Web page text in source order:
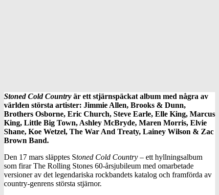
Stoned Cold Country är ett stjärnspäckat album med några av
världen största artister: Jimmie Allen, Brooks & Dunn,
Brothers Osborne, Eric Church, Steve Earle, Elle King, Marcus
King, Little Big Town, Ashley McBryde, Maren Morris, Elvie
Shane, Koe Wetzel, The War And Treaty, Lainey Wilson & Zac
Brown Band.
Den 17 mars släpptes Stoned Cold Country – ett hyllningsalbum
som firar The Rolling Stones 60-årsjubileum med omarbetade
versioner av det legendariska rockbandets katalog och framförda av
country-genrens största stjärnor.